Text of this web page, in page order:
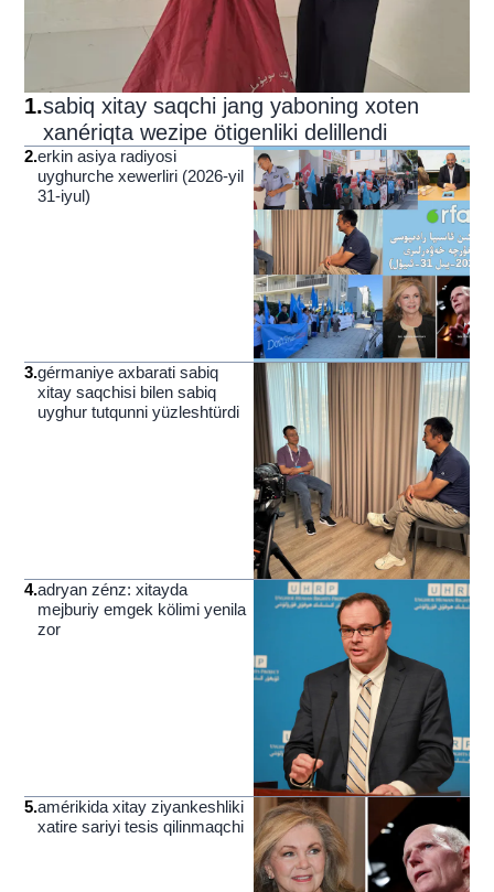
1.sabiq xitay saqchi jang yaboning xoten
xanériqta wezipe ötigenliki delillendi
2.erkin asiya radiyosi
uyghurche xewerliri (2026-yil
31-iyul)
3.gérmaniye axbarati sabiq
xitay saqchisi bilen sabiq
uyghur tutqunni yüzleshtürdi
4.adryan zénz: xitayda
mejburiy emgek kölimi yenila
zor
5.amérikida xitay ziyankeshliki
xatire sariyi tesis qilinmaqchi